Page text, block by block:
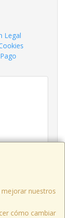
nuestros
cómo cambiar
Legal